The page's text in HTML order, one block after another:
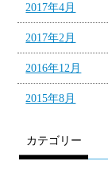
2017年4月
2017年2月
2016年12月
2015年8月
カテゴリー